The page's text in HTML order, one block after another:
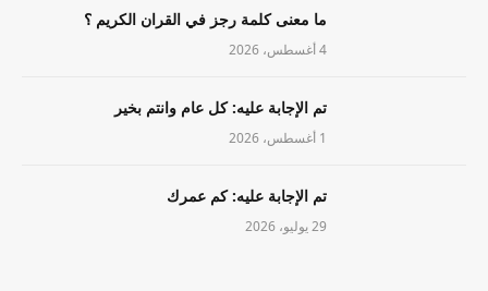
ما معنى كلمة رجز في القران الكريم ؟
4 أغسطس، 2026
تم الإجابة عليه: كل عام وانتم بخير
1 أغسطس، 2026
تم الإجابة عليه: كم عمرك
29 يوليو، 2026